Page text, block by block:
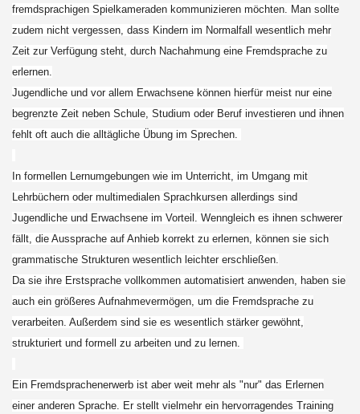
fremdsprachigen Spielkameraden kommunizieren möchten. Man sollte
zudem nicht vergessen, dass Kindern im Normalfall wesentlich mehr
Zeit zur Verfügung steht, durch Nachahmung eine Fremdsprache zu
erlernen.
Jugendliche und vor allem Erwachsene können hierfür meist nur eine
begrenzte Zeit neben Schule, Studium oder Beruf investieren und ihnen
fehlt oft auch die alltägliche Übung im Sprechen.
In formellen Lernumgebungen wie im Unterricht, im Umgang mit
Lehrbüchern oder multimedialen Sprachkursen allerdings sind
Jugendliche und Erwachsene im Vorteil. Wenngleich es ihnen schwerer
fällt, die Aussprache auf Anhieb korrekt zu erlernen, können sie sich
grammatische Strukturen wesentlich leichter erschließen.
Da sie ihre Erstsprache vollkommen automatisiert anwenden, haben sie
auch ein größeres Aufnahmevermögen, um die Fremdsprache zu
verarbeiten. Außerdem sind sie es wesentlich stärker gewöhnt,
strukturiert und formell zu arbeiten und zu lernen.
Ein Fremdsprachenerwerb ist aber weit mehr als "nur" das Erlernen
einer anderen Sprache. Er stellt vielmehr ein hervorragendes Training